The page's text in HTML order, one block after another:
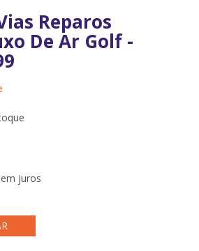
Reparos
De Ar Golf -
juros